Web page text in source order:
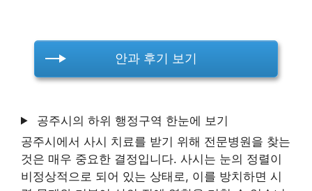
안과 후기 보기
공주시의 하위 행정구역 한눈에 보기
공주시에서 사시 치료를 받기 위해 전문병원을 찾는
것은 매우 중요한 결정입니다. 사시는 눈의 정렬이
비정상적으로 되어 있는 상태로, 이를 방치하면 시